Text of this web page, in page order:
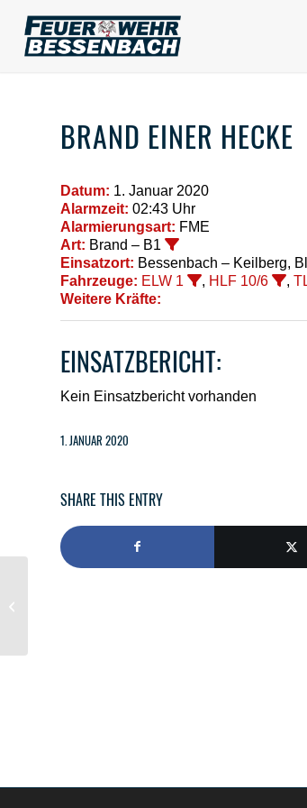
BRAND EINER HECKE
Datum: 1. Januar 2020
Alarmzeit: 02:43 Uhr
Alarmierungsart: FME
Art: Brand – B1
Einsatzort: Bessenbach – Keilberg,
Fahrzeuge: ELW 1 , HLF 10/6 ,
Weitere Kräfte:
EINSATZBERICHT:
Kein Einsatzbericht vorhanden
1. JANUAR 2020
SHARE THIS ENTRY